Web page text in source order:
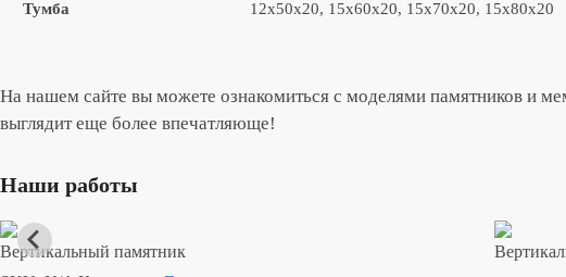
Тумба 12x50x20, 15x60x20, 15x70x20, 15x80x20
На нашем сайте вы можете ознакомиться с моделями памятников и
выглядит еще более впечатляюще!
Наши работы
Вертикальный памятник